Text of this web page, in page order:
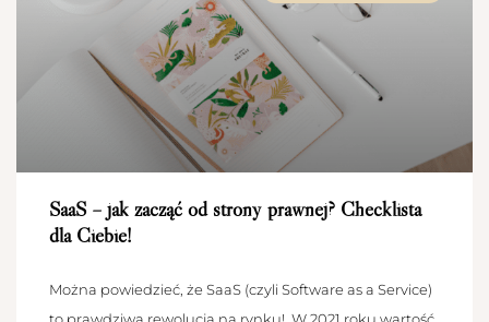
SaaS – jak zacząć od strony prawnej? Checklista
dla Ciebie!
Można powiedzieć, że SaaS (czyli Software as a Service)